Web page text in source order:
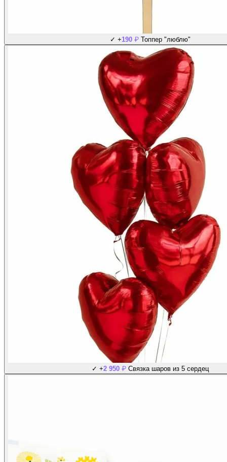
✓ +190 ₽ Топпер "люблю"
✓ +2 950 ₽ Связка шаров из 5 сердец